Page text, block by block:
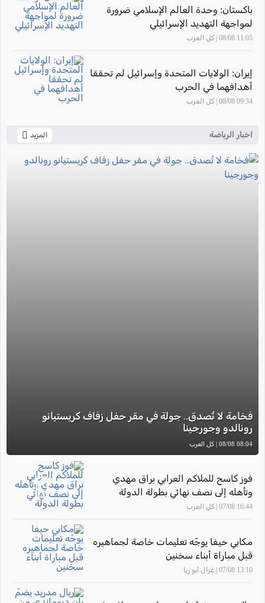
باكستان: وحدة العالم الإسلامي ضرورة
لمواجهة التهديد الإسرائيلي
11:05 08/08 | كل العرب
إيران: الولايات المتحدة وإسرائيل لم تحققا
أهدافهما في الحرب
09:34 08/08 | كل العرب
اخبار الرياضة المزيد
فخامة لا تُصدق.. جولة في مقر حفل زفاف كريستيانو
رونالدو وجورجينا
08:04 08/08 | كل العرب
فوز كاسح للملاكم العرابي براق مهدي
وتأهله إلى نصف نهائي بطولة الدولة
16:44 07/08 | كل العرب
مكابي حيفا يوجّه تعليمات خاصة لجماهيره
قبل مباراة أبناء سخنين
13:10 07/08 | غزال أبو ريا